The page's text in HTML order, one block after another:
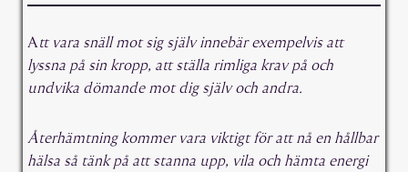
Att vara snäll mot sig själv innebär exempelvis att
lyssna på sin kropp, att ställa rimliga krav på och
undvika dömande mot dig själv och andra.
Återhämtning kommer vara viktigt för att nå en hållbar
hälsa så tänk på att stanna upp, vila och hämta energi